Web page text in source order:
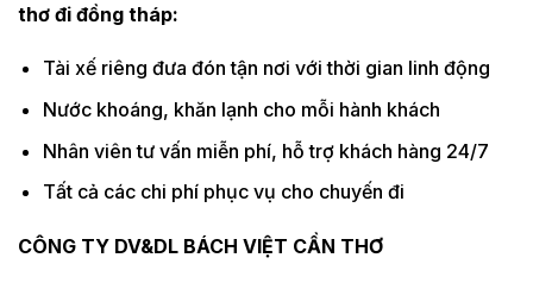
thơ đi đồng tháp:
Tài xế riêng đưa đón tận nơi với thời gian linh động
Nước khoáng, khăn lạnh cho mỗi hành khách
Nhân viên tư vấn miễn phí, hỗ trợ khách hàng 24/7
Tất cả các chi phí phục vụ cho chuyến đi
CÔNG TY DV&DL BÁCH VIỆT CẦN THƠ